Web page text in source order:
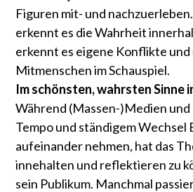
Figuren mit- und
erkennt es die Wahrheit
erkennt es eigene Konflikte und
Mitmenschen im Schauspiel.
Im schönsten, wahrsten Sinne
Während (Massen-)Medien
Tempo und ständigem Wechsel
aufeinander nehmen, hat das
innehalten und reflektieren zu
sein Publikum. Manchmal